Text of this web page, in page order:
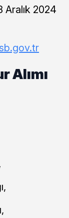
Aralık 2024
Alımı